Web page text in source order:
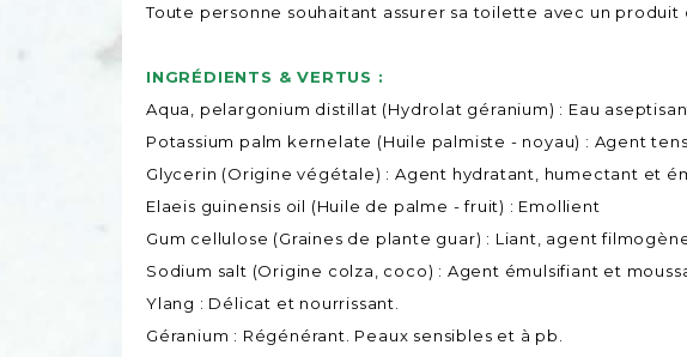
Toute personne souhaitant assurer sa toilette avec un
INGRÉDIENTS & VERTUS :
Aqua, pelargonium distillat (Hydrolat géranium) : Eau
Potassium palm kernelate (Huile palmiste - noyau) : Agent
Glycerin (Origine végétale) : Agent hydratant, humectant et
Elaeis guinensis oil (Huile de palme - fruit) : Emollient
Gum cellulose (Graines de plante guar) : Liant, agent
Sodium salt (Origine colza, coco) : Agent émulsifiant et
Ylang : Délicat et nourrissant.
Géranium : Régénérant. Peaux sensibles et à pb.